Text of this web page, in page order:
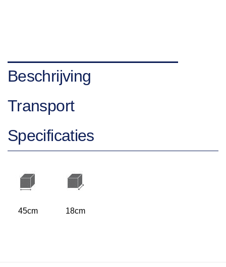
Beschrijving
Transport
Specificaties
45cm 18cm